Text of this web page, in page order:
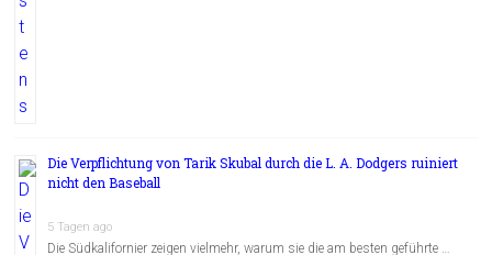
Die Verpflichtung von Tarik Skubal durch die L. A. Dodgers ruiniert
nicht den Baseball
5 Tagen ago
Die Südkalifornier zeigen vielmehr, warum sie die am besten geführte …